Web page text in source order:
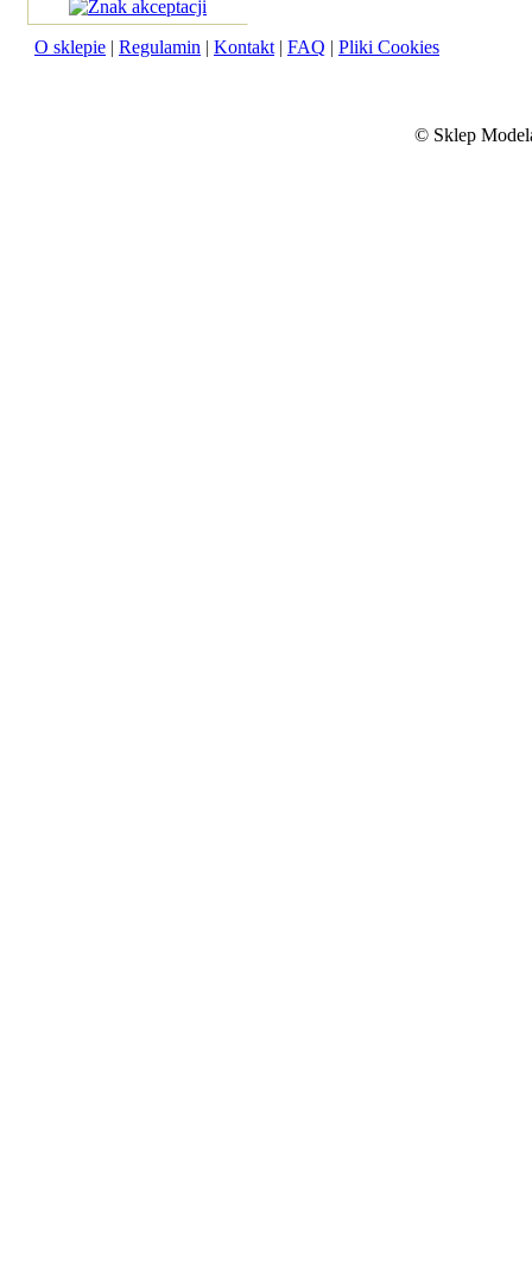
O sklepie | Regulamin | Kontakt | FAQ | Pliki Cookies
© Sklep